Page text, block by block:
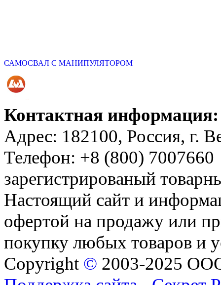
САМОСВАЛ С МАНИПУЛЯТОРОМ
Контактная информация:
Адрес: 182100, Россия, г.
Телефон: +8 (800) 7007660
зарегистрированый
Настоящий сайт и
офертой на продажу или
покупку любых товаров и
Copyright © 2003-2025